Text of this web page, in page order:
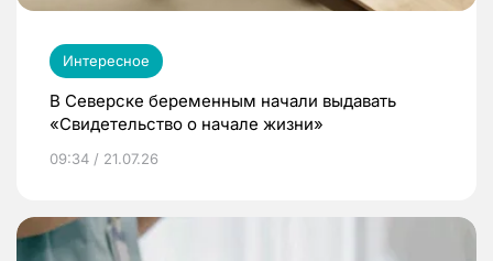
Интересное
В Северске беременным начали выдавать
«Свидетельство о начале жизни»
09:34 / 21.07.26